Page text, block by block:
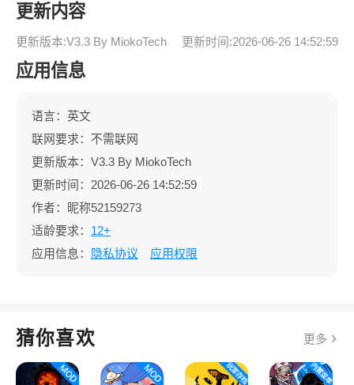
更新内容
更新版本:V3.3 By MiokoTech 更新时间:2026-06-26 14:52:59
应用信息
语言：英文
联网要求：不需联网
更新版本：V3.3 By MiokoTech
更新时间：2026-06-26 14:52:59
作者：昵称52159273
适龄要求： 12+
应用信息：
隐私协议 应用权限
猜你喜欢 更多